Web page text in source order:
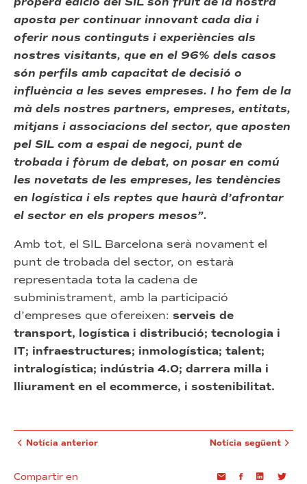
aposta per continuar innovant cada dia i
oferir nous continguts i experiències als
nostres visitants, que en el 96% dels casos
són perfils amb capacitat de decisió o
influència a les seves empreses. I ho fem de la
mà dels nostres partners, empreses, entitats,
mitjans i associacions del sector, que aposten
pel SIL com a espai de negoci, punt de
trobada i fòrum de debat, on posar en comú
les novetats de les empreses, les tendències
en logística i els reptes que haurà d’afrontar
el sector en els propers mesos”.
Amb tot, el SIL Barcelona serà novament el
punt de trobada del sector, on estarà
representada tota la cadena de
subministrament, amb la participació
d’empreses que ofereixen: serveis de
transport, logística i distribució; tecnologia i
IT; infraestructures; inmologística; talent;
intralogística; indústria 4.0; darrera milla i
lliurament en el ecommerce, i sostenibilitat.
Notícia anterior
Compartir en EmailFacebookLinkedin
Notícia següent